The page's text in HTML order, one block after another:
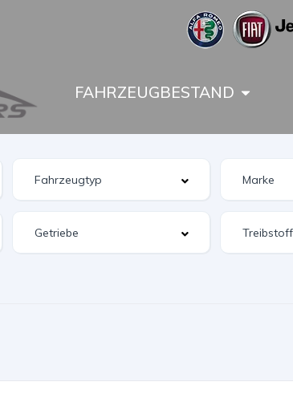
FAHRZEUGBESTAND